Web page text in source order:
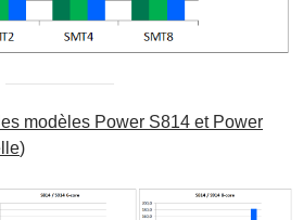
modèles Power S814 et Power
)